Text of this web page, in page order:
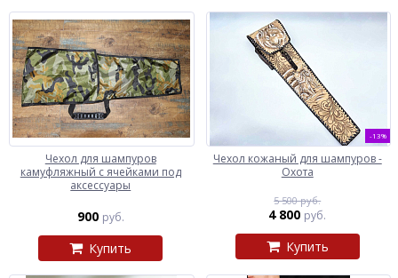
Чехол для шампуров
камуфляжный с ячейками под
аксессуары
900 руб.
Купить
-13%
Чехол кожаный для шампуров -
Охота
5 500 руб.
4 800 руб.
Купить